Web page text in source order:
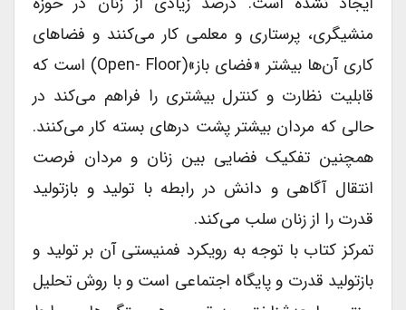
منشیگری، پرستاری و معلمی کار می‌کنند و فضاهای
کاری آن‌ها بیشتر «فضای باز»(open- Floor) است که
قابلیت نظارت و کنترل بیشتری را فراهم می‌کند در
حالی که مردان بیشتر پشت درهای بسته کار می‌کنند.
همچنین تفکیک فضایی بین زنان و مردان فرصت
انتقال آگاهی و دانش در رابطه با تولید و بازتولید
قدرت را از زنان سلب می‌کند.
تمرکز کتاب با توجه به رویکرد فمنیستی آن بر تولید و
بازتولید قدرت و پایگاه اجتماعی است و با روش تحلیل